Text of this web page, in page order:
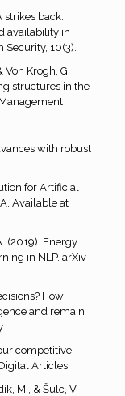
strikes back:
availability in
10(3).
Krogh, G.
structures in the
with robust
for Artificial
Available at
(2019). Energy
in NLP. arXiv
How
and remain
competitive
Articles.
M., & Šulc, V.